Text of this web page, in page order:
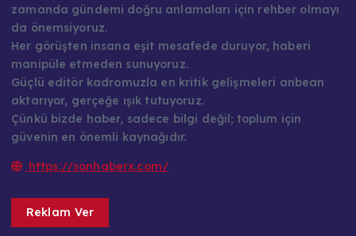
zamanda gündemi doğru anlamaları için rehber olmayı
da önemsiyoruz.
Her görüşten insana eşit mesafede duruyor, haberi
manipüle etmeden sunuyoruz.
Güçlü editör kadromuzla en kritik gelişmeleri anbean
aktarıyor, gerçeğe ışık tutuyoruz.
Çünkü bizde haber, sadece bilgi değil; toplum için
güvenin en önemli kaynağıdır.
https://sonhaberx.com/
Reklam Ver